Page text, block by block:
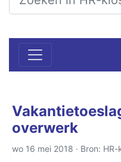
overwerk
wo 16 mei 2018 · Bron: HR-